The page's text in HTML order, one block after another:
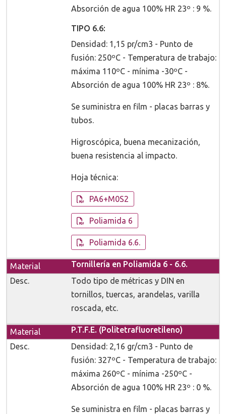
Absorción de agua 100% HR 23º : 9 %.
TIPO 6.6:
Densidad: 1,15 pr/cm3 - Punto de
fusión: 250ºC - Temperatura de trabajo:
máxima 110ºC - mínima -30ºC -
Absorción de agua 100% HR 23º : 8%.
Se suministra en film - placas barras y
tubos.
Higroscópica, buena mecanización,
buena resistencia al impacto.
Hoja técnica:
PA6+M0S2
Poliamida 6
Poliamida 6.6.
Tornillería en Poliamida 6 - 6.6.
Todo tipo de métricas y DIN en
tornillos, tuercas, arandelas, varilla
roscada, etc.
P.T.F.E. (Politetrafluoretileno)
Densidad: 2,16 gr/cm3 - Punto de
fusión: 327ºC - Temperatura de trabajo:
máxima 260ºC - mínima -250ºC -
Absorción de agua 100% HR 23º : 0 %.
Se suministra en film - placas barras y